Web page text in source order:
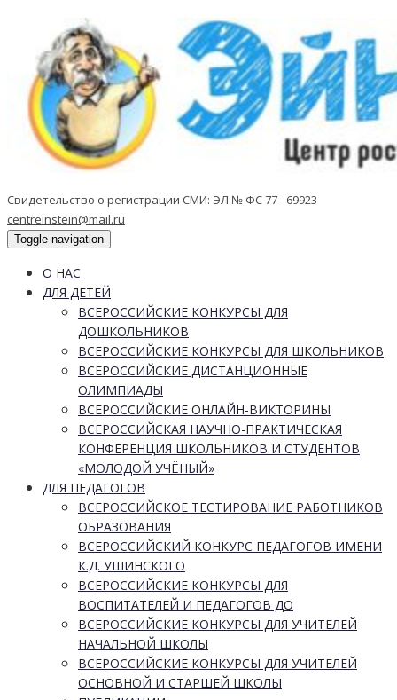
Свидетельство о регистрации СМИ: ЭЛ № ФС 77 - 69923
centreinstein@mail.ru
Toggle navigation
О НАС
ДЛЯ ДЕТЕЙ
ВСЕРОССИЙСКИЕ КОНКУРСЫ ДЛЯ
ДОШКОЛЬНИКОВ
ВСЕРОССИЙСКИЕ КОНКУРСЫ ДЛЯ ШКОЛЬНИКОВ
ВСЕРОССИЙСКИЕ ДИСТАНЦИОННЫЕ
ОЛИМПИАДЫ
ВСЕРОССИЙСКИЕ ОНЛАЙН-ВИКТОРИНЫ
ВСЕРОССИЙСКАЯ НАУЧНО-ПРАКТИЧЕСКАЯ
КОНФЕРЕНЦИЯ ШКОЛЬНИКОВ И СТУДЕНТОВ
«МОЛОДОЙ УЧЁНЫЙ»
ДЛЯ ПЕДАГОГОВ
ВСЕРОССИЙСКОЕ ТЕСТИРОВАНИЕ РАБОТНИКОВ
ОБРАЗОВАНИЯ
ВСЕРОССИЙСКИЙ КОНКУРС ПЕДАГОГОВ ИМЕНИ
К.Д. УШИНСКОГО
ВСЕРОССИЙСКИЕ КОНКУРСЫ ДЛЯ
ВОСПИТАТЕЛЕЙ И ПЕДАГОГОВ ДО
ВСЕРОССИЙСКИЕ КОНКУРСЫ ДЛЯ УЧИТЕЛЕЙ
НАЧАЛЬНОЙ ШКОЛЫ
ВСЕРОССИЙСКИЕ КОНКУРСЫ ДЛЯ УЧИТЕЛЕЙ
ОСНОВНОЙ И СТАРШЕЙ ШКОЛЫ